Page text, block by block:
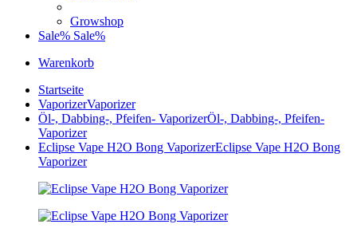
Growshop
Sale% Sale%
Warenkorb
Startseite
VaporizerVaporizer
Öl-, Dabbing-, Pfeifen- VaporizerÖl-, Dabbing-, Pfeifen-
Vaporizer
Eclipse Vape H2O Bong VaporizerEclipse Vape H2O Bong
Vaporizer